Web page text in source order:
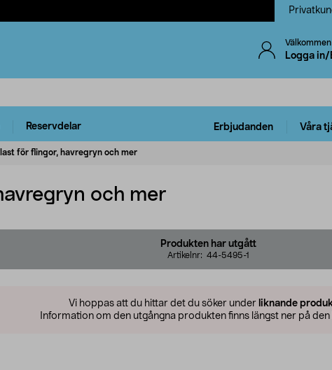
Välkommen
Logga in/
Reservdelar Erbjudanden Våra
för flingor, havregryn och mer
och mer
Produkten har utgått
Artikelnr: 44-5495-1
Vi hoppas att du hittar det du söker under liknande
Information om den utgångna produkten finns längst ner på den